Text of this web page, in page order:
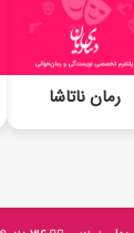
رمان ناتاشا